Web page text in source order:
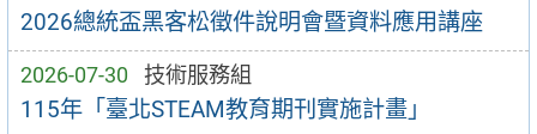
2026總統盃黑客松徵件說明會暨資料應用講座
2026-07-30 技術服務組
115年「臺北STEAM教育期刊實施計畫」